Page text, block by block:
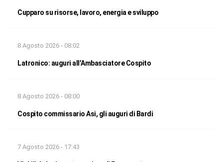
Cupparo su risorse, lavoro, energia e sviluppo
8 Agosto 2026 - 08:02
Latronico: auguri all’Ambasciatore Cospito
8 Agosto 2026 - 08:00
Cospito commissario Asi, gli auguri di Bardi
7 Agosto 2026 - 17:43